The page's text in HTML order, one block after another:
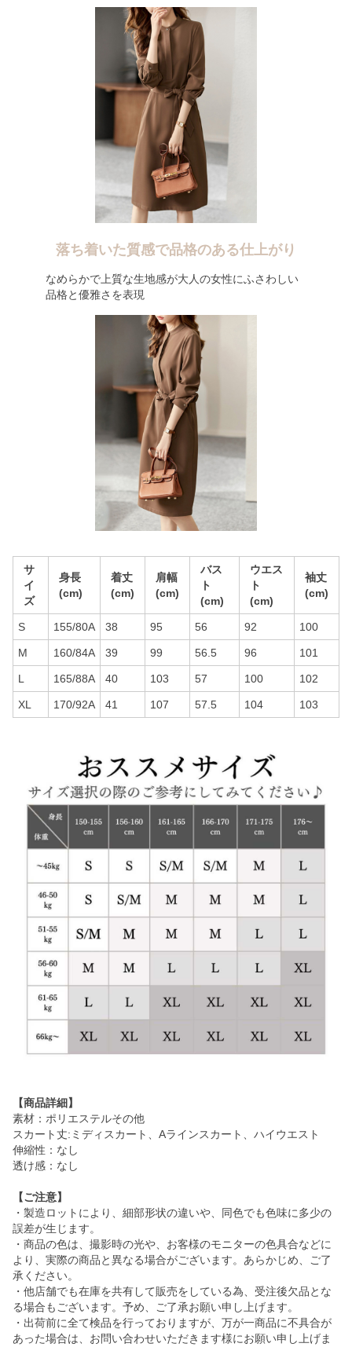
落ち着いた質感で品格のある仕上がり
なめらかで上質な生地感が大人の女性にふさわしい
品格と優雅さを表現
サ
イ
ズ
身長
(cm)
着丈
(cm)
肩幅
(cm)
バス
ト
(cm)
ウエス
ト
(cm)
袖丈
(cm)
S 155/80A 38 95 56 92 100
M 160/84A 39 99 56.5 96 101
L 165/88A 40 103 57 100 102
XL 170/92A 41 107 57.5 104 103
【商品詳細】
素材：ポリエステルその他
スカート丈:ミディスカート、Aラインスカート、ハイウエスト
伸縮性：なし
透け感：なし
【ご注意】
・製造ロットにより、細部形状の違いや、同色でも色味に多少の
誤差が生じます。
・商品の色は、撮影時の光や、お客様のモニターの色具合などに
より、実際の商品と異なる場合がございます。あらかじめ、ご了
承ください。
・他店舗でも在庫を共有して販売をしている為、受注後欠品とな
る場合もございます。予め、ご了承お願い申し上げます。
・出荷前に全て検品を行っておりますが、万が一商品に不具合が
あった場合は、お問い合わせいただきます様にお願い申し上げま